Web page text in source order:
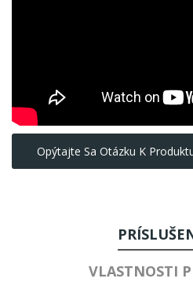
Opýtajte Sa Otázku K
VLASTNOSTI